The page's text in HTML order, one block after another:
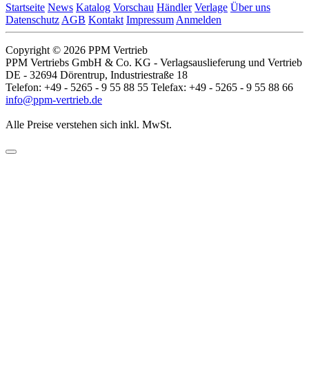
Startseite News Katalog Vorschau Händler Verlage Über uns
Datenschutz AGB Kontakt Impressum Anmelden
Copyright © 2026 PPM Vertrieb
PPM Vertriebs GmbH & Co. KG - Verlagsauslieferung und Vertrieb
DE - 32694 Dörentrup, Industriestraße 18
Telefon: +49 - 5265 - 9 55 88 55 Telefax: +49 - 5265 - 9 55 88 66
info@ppm-vertrieb.de
Alle Preise verstehen sich inkl. MwSt.